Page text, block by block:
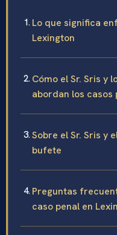
Lo que significa
Lexington
Cómo el Sr. Sris y
abordan los casos
Sobre el Sr. Sris y
bufete
Preguntas
caso penal en